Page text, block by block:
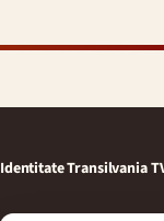
Identitate Transilvania